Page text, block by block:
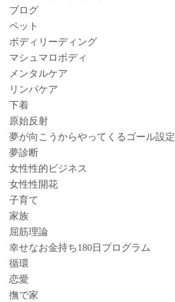
ブログ
ペット
ボディリーディング
マシュマロボディ
メンタルケア
リンパケア
下着
原始反射
夢が向こうからやってくるゴール設定
夢診断
女性性的ビジネス
女性性開花
子育て
家族
屈筋理論
幸せなお金持ち180日プログラム
循環
恋愛
撫で家